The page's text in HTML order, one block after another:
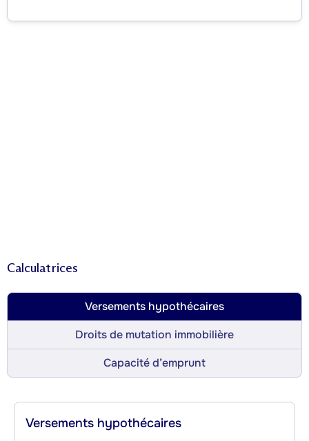
Calculatrices
Versements hypothécaires
Droits de mutation immobilière
Capacité d’emprunt
Versements hypothécaires